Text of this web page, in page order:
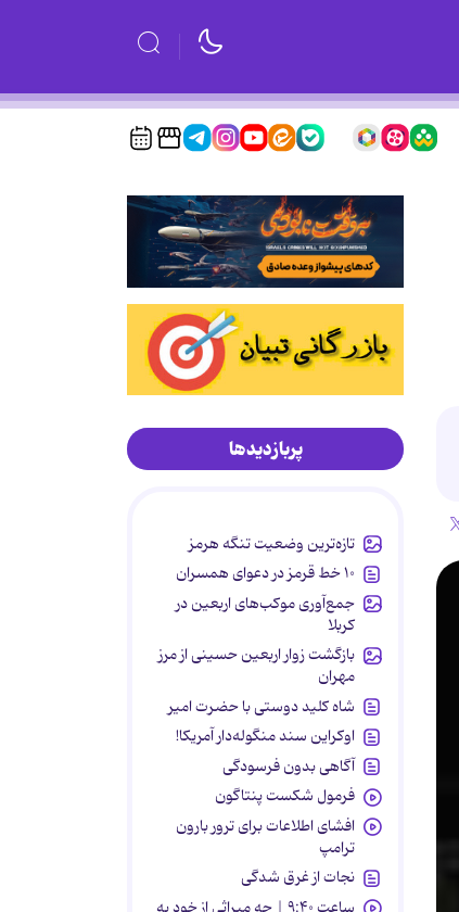
پربازدیدها
تازه‌ترین وضعیت تنگه هرمز
۱۰ خط قرمز در دعوای همسران
جمع‌آوری موکب‌های اربعین در
کربلا
بازگشت زوار اربعین حسینی از مرز
مهران
شاه کلید دوستی با حضرت امیر
اوکراین سند منگوله‌دار آمریکا!
آگاهی بدون فرسودگی
فرمول شکست پنتاگون
افشای اطلاعات برای ترور بارون
ترامپ
نجات از غرق شدگی